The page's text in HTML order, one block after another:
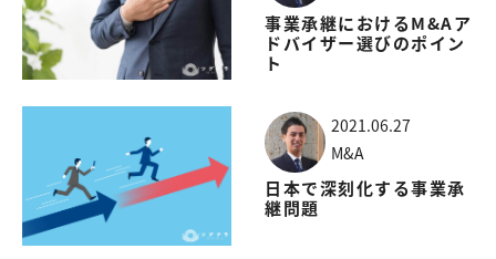
事業承継におけるM&Aア
ドバイザー選びのポイン
ト
2021.06.27
M&A
日本で深刻化する事業承
継問題